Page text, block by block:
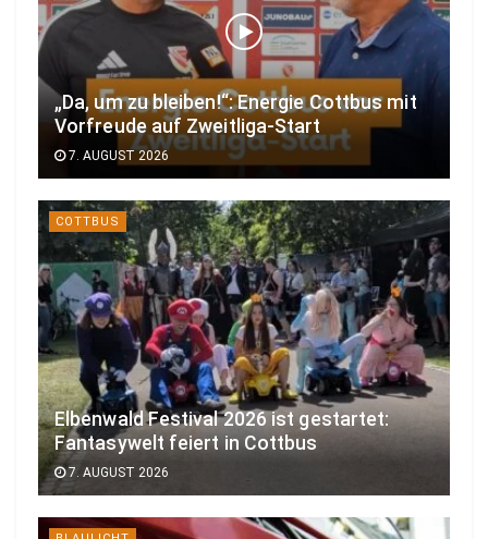
„Da, um zu bleiben!“: Energie Cottbus mit
Vorfreude auf Zweitliga-Start
7. AUGUST 2026
COTTBUS
Elbenwald Festival 2026 ist gestartet:
Fantasywelt feiert in Cottbus
7. AUGUST 2026